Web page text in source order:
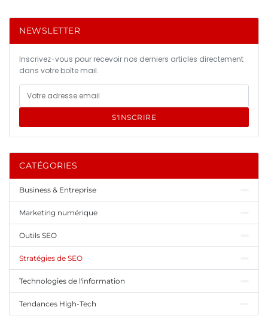
NEWSLETTER
Inscrivez-vous pour recevoir nos derniers articles directement
dans votre boîte mail.
S'INSCRIRE
CATÉGORIES
Business & Entreprise
Marketing numérique
Outils SEO
Stratégies de SEO
Technologies de l'information
Tendances High-Tech